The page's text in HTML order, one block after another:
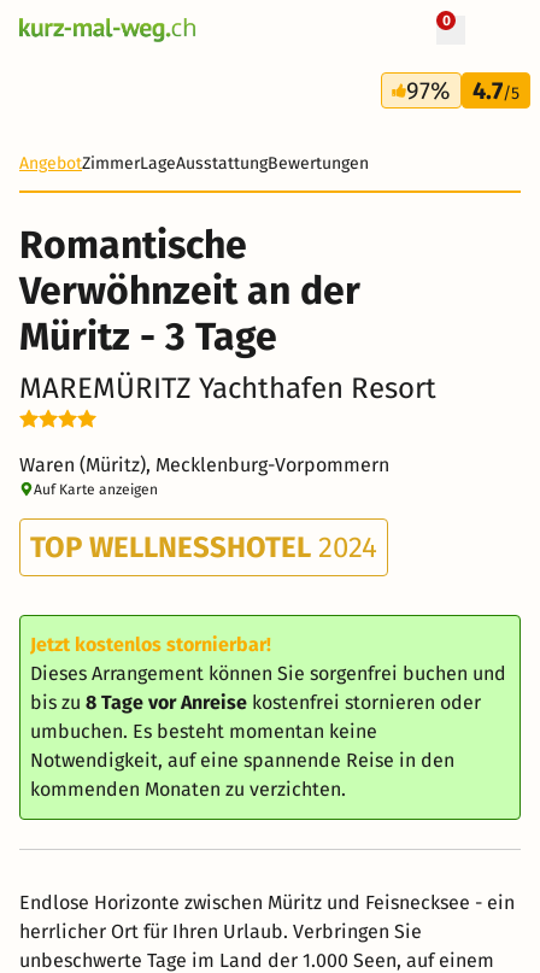
0
3 Tage
154 CHF
97% 4.7/5
AngebotZimmerLageAusstattungBewertungen
Romantische
Verwöhnzeit an der
Müritz - 3 Tage
MAREMÜRITZ Yachthafen Resort
Waren (Müritz), Mecklenburg-Vorpommern
Auf Karte anzeigen
TOP WELLNESSHOTEL 2024
Jetzt kostenlos stornierbar!
Dieses Arrangement können Sie sorgenfrei buchen und
bis zu 8 Tage vor Anreise kostenfrei stornieren oder
umbuchen. Es besteht momentan keine
Notwendigkeit, auf eine spannende Reise in den
kommenden Monaten zu verzichten.
Endlose Horizonte zwischen Müritz und Feisnecksee - ein
herrlicher Ort für Ihren Urlaub. Verbringen Sie
unbeschwerte Tage im Land der 1.000 Seen, auf einem